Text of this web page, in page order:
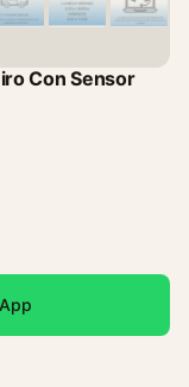
Con Sensor